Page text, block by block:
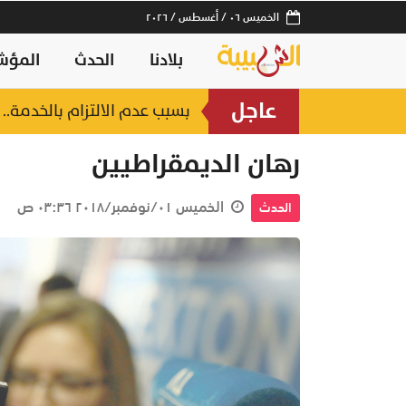
الخميس ٠٦ / أغسطس / ٢٠٢٦
بلادنا الحدث
عاجل بسبب عدم الالتزام بالخدمة.. إدانة 3 مؤسسات في قطاع إصلاح
رهان الديمقراطيين
الحدث الخميس ٠١/نوفمبر/٢٠١٨ ٠٣:٣٦ ص